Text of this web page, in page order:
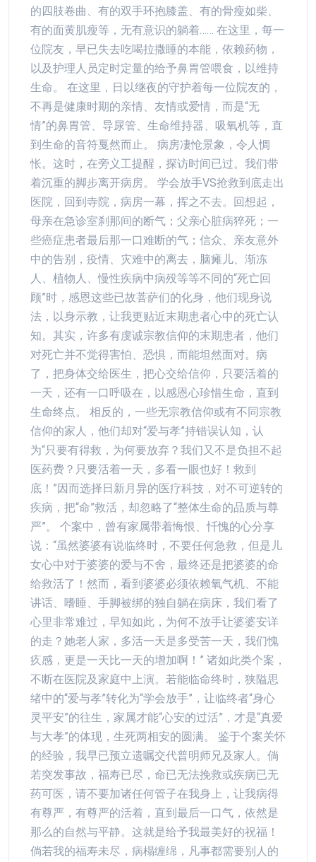
的四肢卷曲、有的双手环抱膝盖、有的骨瘦如柴、
有的面黄肌瘦等，无有意识的躺着…… 在这里，每一
位院友，早已失去吃喝拉撒睡的本能，依赖药物，
以及护理人员定时定量的给予鼻胃管喂食，以维持
生命。 在这里，日以继夜的守护着每一位院友的，
不再是健康时期的亲情、友情或爱情，而是“无
情”的鼻胃管、导尿管、生命维持器、吸氧机等，直
到生命的音符戛然而止。 病房凄怆景象，令人惆
怅。这时，在旁义工提醒，探访时间已过。我们带
着沉重的脚步离开病房。 学会放手VS抢救到底走出
医院，回到寺院，病房一幕，挥之不去。回想起，
母亲在急诊室刹那间的断气；父亲心脏病猝死；一
些癌症患者最后那一口难断的气；信众、亲友意外
中的告别，疫情、灾难中的离去，脑瘫儿、渐冻
人、植物人、慢性疾病中病殁等等不同的“死亡回
顾”时，感恩这些已故菩萨们的化身，他们现身说
法，以身示教，让我更贴近末期患者心中的死亡认
知。其实，许多有虔诚宗教信仰的末期患者，他们
对死亡并不觉得害怕、恐惧，而能坦然面对。病
了，把身体交给医生，把心交给信仰，只要活着的
一天，还有一口呼吸在，以感恩心珍惜生命，直到
生命终点。 相反的，一些无宗教信仰或有不同宗教
信仰的家人，他们却对“爱与孝”持错误认知，认
为“只要有得救，为何要放弃？我们又不是负担不起
医药费？只要活着一天，多看一眼也好！救到
底！”因而选择日新月异的医疗科技，对不可逆转的
疾病，把“命”救活，却忽略了“整体生命的品质与尊
严”。 个案中，曾有家属带着悔恨、忏愧的心分享
说：“虽然婆婆有说临终时，不要任何急救，但是儿
女心中对于婆婆的爱与不舍，最终还是把婆婆的命
给救活了！然而，看到婆婆必须依赖氧气机、不能
讲话、嗜睡、手脚被绑的独自躺在病床，我们看了
心里非常难过，早知如此，为何不放手让婆婆安详
的走？她老人家，多活一天是多受苦一天，我们愧
疚感，更是一天比一天的增加啊！” 诸如此类个案，
不断在医院及家庭中上演。若能临命终时，狭隘思
绪中的“爱与孝”转化为“学会放手”，让临终者“身心
灵平安”的往生，家属才能“心安的过活”，才是“真爱
与大孝”的体现，生死两相安的圆满。 鉴于个案关怀
的经验，我早已预立遗嘱交代普明师兄及家人。倘
若突发事故，福寿已尽，命已无法挽救或疾病已无
药可医，请不要加诸任何管子在我身上，让我病得
有尊严，有尊严的活着，直到最后一口气，依然是
那么的自然与平静。这就是给予我最美好的祝福！
倘若我的福寿未尽，病榻缠绵，凡事都需要别人的